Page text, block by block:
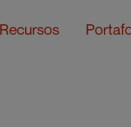
Recursos